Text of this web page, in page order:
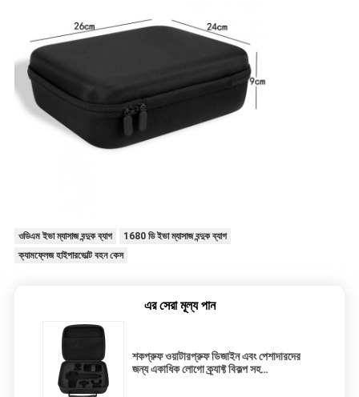
ওডিএম ইভা ম্যাসাজ বন্দুক ব্যাগ
1680 ডি ইভা ম্যাসাজ বন্দুক ব্যাগ
ক্যামফ্লেজ হাইপারভোল্ট বহন কেস
এর সেরা মূল্য পান
শকপ্রুফ ওয়াটারপ্রুফ ডিজাইন এবং পেশাদারদের
জন্য একাধিক লোগো ক্র্যাফ্ট বিকল্প সহ